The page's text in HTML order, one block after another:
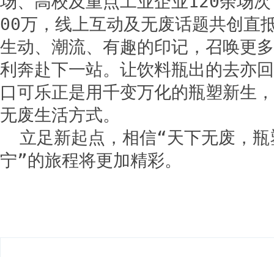
00万，线上互动及无废话题共创直
生动、潮流、有趣的印记，召唤更
利奔赴下一站。让饮料瓶出的去亦
口可乐正是用千变万化的瓶塑新生
无废生活方式。
立足新起点，相信“天下无废，
宁”的旅程将更加精彩。